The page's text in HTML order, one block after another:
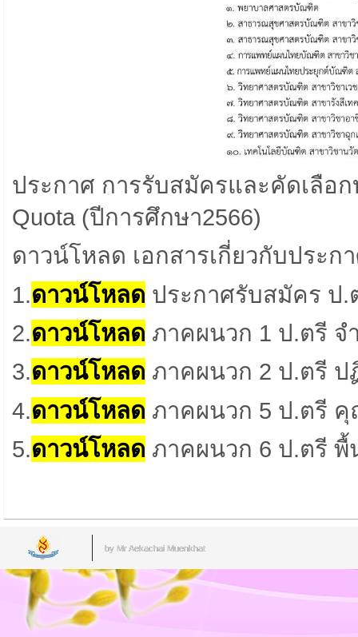
ประกาศ การรับสมัครและคัดเลือ
Quota (ปีการศึกษา2566)
ดาวน์โหลด เอกสารเกี่ยวกับประก
1.ดาวน์โหลด ประกาศรับสมัคร ป.
2.ดาวน์โหลด ภาคผนวก 1 ป.ตรี จ
3.ดาวน์โหลด ภาคผนวก 2 ป.ตรี
4.ดาวน์โหลด ภาคผนวก 5 ป.ตรี
5.ดาวน์โหลด ภาคผนวก 6 ป.ตรี
by Mr.Aekachai Muenkhat